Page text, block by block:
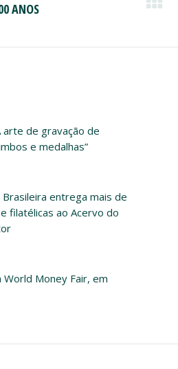
ANOS
arte de gravação de
e medalhas”
entrega mais de
filatélicas ao Acervo do
Money Fair, em